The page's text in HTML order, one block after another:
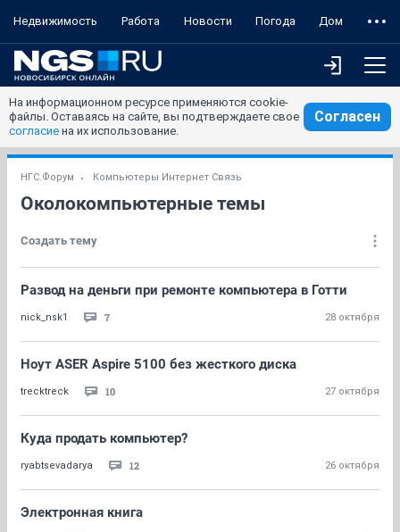
Недвижимость Работа Новости Погода Дом
На информационном ресурсе применяются cookie-
файлы. Оставаясь на сайте, вы подтверждаете свое
согласие на их использование.
Согласен
НГС.Форум Компьютеры Интернет Связь
Околокомпьютерные темы
Создать тему
Развод на деньги при ремонте компьютера в Готти
nick_nsk1 7 28 октября
Ноут ASER Aspire 5100 без жесткого диска
trecktreck 10 27 октября
Куда продать компьютер?
ryabtsevadarya 12 26 октября
Электронная книга